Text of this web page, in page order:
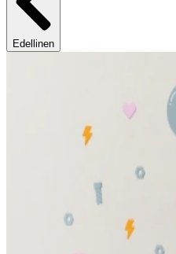
Edellinen